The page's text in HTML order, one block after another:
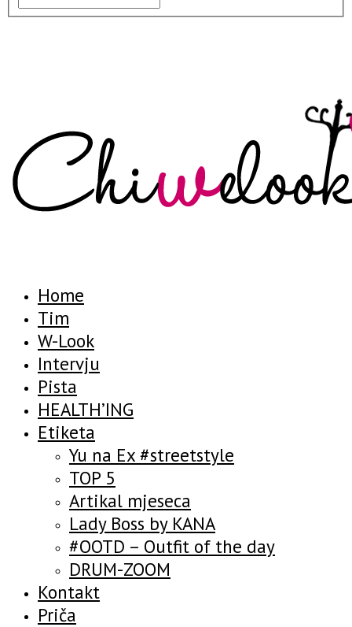
Home
Tim
W-Look
Intervju
Pista
HEALTH’ING
Etiketa
Yu na Ex #streetstyle
TOP 5
Artikal mjeseca
Lady Boss by KANA
#OOTD – Outfit of the day
DRUM-ZOOM
Kontakt
Priča